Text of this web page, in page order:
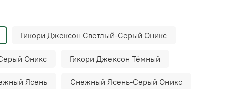
Гикори Джексон Светлый-Серый Оникс
Оникс Гикори Джексон Тёмный
Ясень Снежный Ясень-Серый Оникс